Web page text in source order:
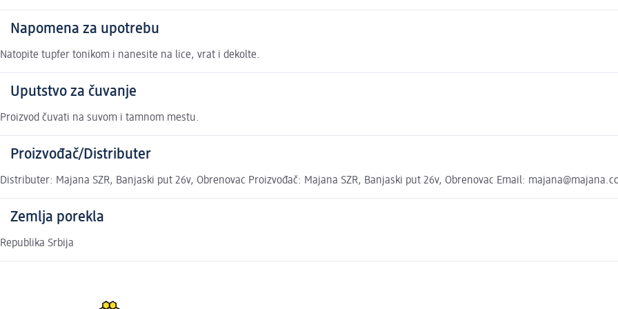
Napomena za upotrebu
Natopite tupfer tonikom i nanesite na lice, vrat i dekolte.
Uputstvo za čuvanje
Proizvod čuvati na suvom i tamnom mestu.
Proizvođač/Distributer
Distributer: Majana SZR, Banjaski put 26v, Obrenovac Proizvođač: Majana SZR, Banjaski put 26v, Obrenovac Email:
Zemlja porekla
Republika Srbija